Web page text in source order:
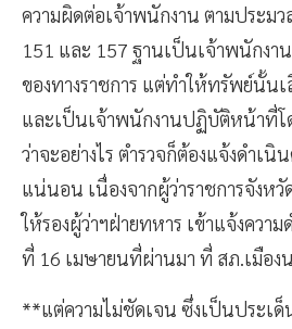
ความผิดต่อเจ้าพนักงาน ตามประม
151 และ 157 ฐานเป็นเจ้าพนักง
ของทางราชการ แต่ทำให้ทรัพย์นั้น
และเป็นเจ้าพนักงานปฏิบัติหน้าที่โ
ว่าจะอย่างไร ตำรวจก็ต้องแจ้งดำเ
แน่นอน เนื่องจากผู้ว่าราชการจังห
ให้รองผู้ว่าฯฝ่ายทหาร เข้าแจ้งควา
ที่ 16 เมษายนที่ผ่านมา ที่ สภ.เมือง
**แต่ความไม่ชัดเจน ซึ่งเป็นประเ